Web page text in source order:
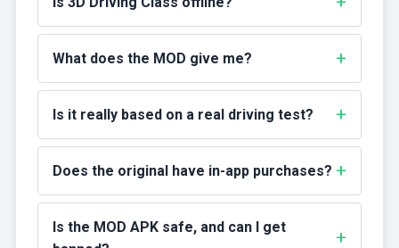
What does the MOD give me?
Is it really based on a real driving test?
Does the original have in-app purchases?
Is the MOD APK safe, and can I get